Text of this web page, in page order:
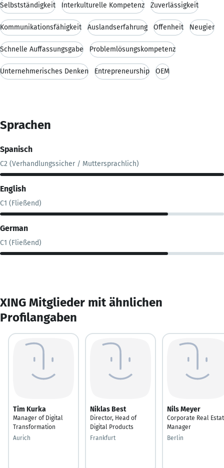
Selbstständigkeit Interkulturelle Kompetenz Zuverlässigkeit
Kommunikationsfähigkeit Auslandserfahrung Offenheit Neugier
Schnelle Auffassungsgabe Problemlösungskompetenz
Unternehmerisches Denken Entrepreneurship OEM
Sprachen
Spanisch
C2 (Verhandlungssicher / Muttersprachlich)
English
C1 (Fließend)
German
C1 (Fließend)
XING Mitglieder mit ähnlichen
Profilangaben
Tim Kurka
Manager of Digital
Transformation
Aurich
Niklas Best
Director, Head of
Digital Products
Frankfurt
Nils Meyer
Corporate Real
Manager
Berlin